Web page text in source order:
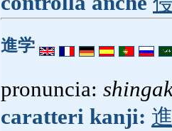
進学
pronuncia:
caratteri kanji: